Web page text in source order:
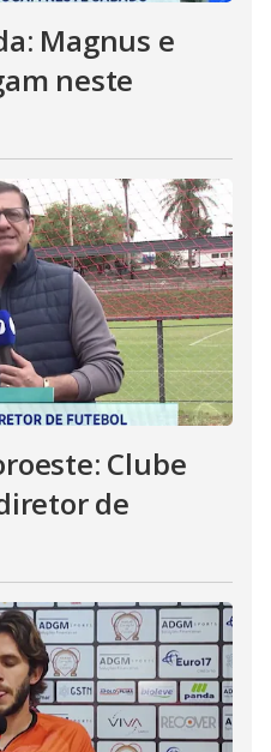
Magnus e
neste
Clube
de